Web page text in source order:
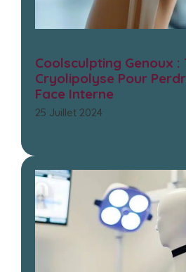
Coolsculpting Genoux :
Cryolipolyse Pour
Face Interne
25 Juillet 2024